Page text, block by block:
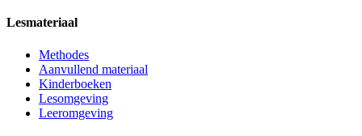
Lesmateriaal
Methodes
Aanvullend materiaal
Kinderboeken
Lesomgeving
Leeromgeving